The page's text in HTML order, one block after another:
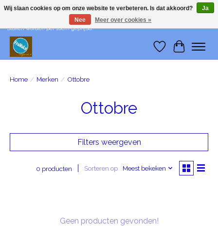
Wij leveren me-time! Levering in België: €1 - Levering in Nederland: €3 -
Stoffen worden per 10cm geprijsd!
Verlanglijst
Home / Merken / Ottobre
Ottobre
Filters weergeven
0 producten Sorteren op Meest bekeken
Geen producten gevonden!
Wij slaan cookies op om onze website te verbeteren. Is dat akkoord?
Ja
Nee
Meer over cookies »